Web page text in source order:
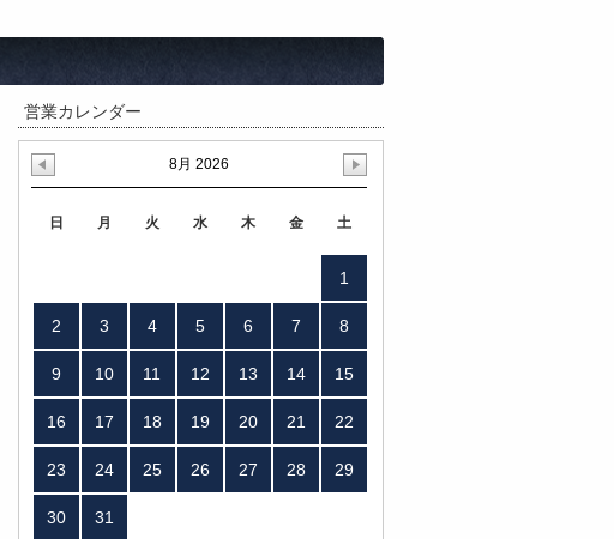
営業カレンダー
8月 2026
日 月 火 水 木 金 土
1
2 3 4 5 6 7 8
9 10 11 12 13 14 15
16 17 18 19 20 21 22
23 24 25 26 27 28 29
30 31